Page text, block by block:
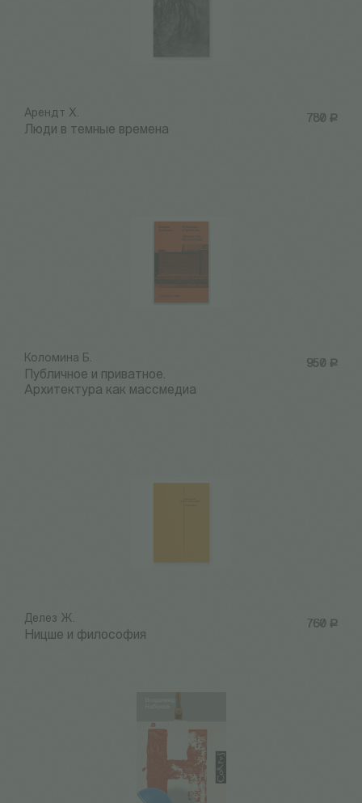
780 Р
Арендт Х.
Люди в темные времена
950 Р
Коломина Б.
Публичное и приватное.
Архитектура как массмедиа
760 Р
Делез Ж.
Ницше и философия